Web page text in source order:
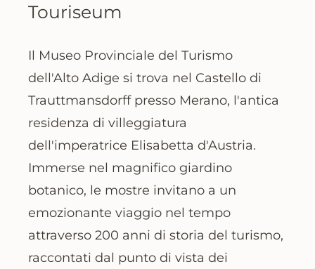
Touriseum
Il Museo Provinciale del Turismo
dell'Alto Adige si trova nel Castello di
Trauttmansdorff presso Merano, l'antica
residenza di villeggiatura
dell'imperatrice Elisabetta d'Austria.
Immerse nel magnificogiardino
botanico, le mostre invitano a un
emozionante viaggio nel tempo
attraverso200 anni di storia del turismo,
raccontati dal punto di vista dei